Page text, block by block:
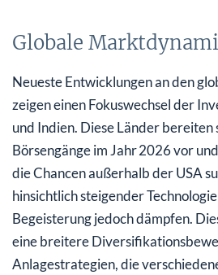
Globale
Neueste Entwicklungen an den
zeigen einen Fokuswechsel der
und Indien. Diese Länder bereiten
Börsengänge im Jahr 2026 vor
die Chancen außerhalb der USA
hinsichtlich steigender
Begeisterung jedoch dämpfen.
eine breitere
Anlagestrategien, die